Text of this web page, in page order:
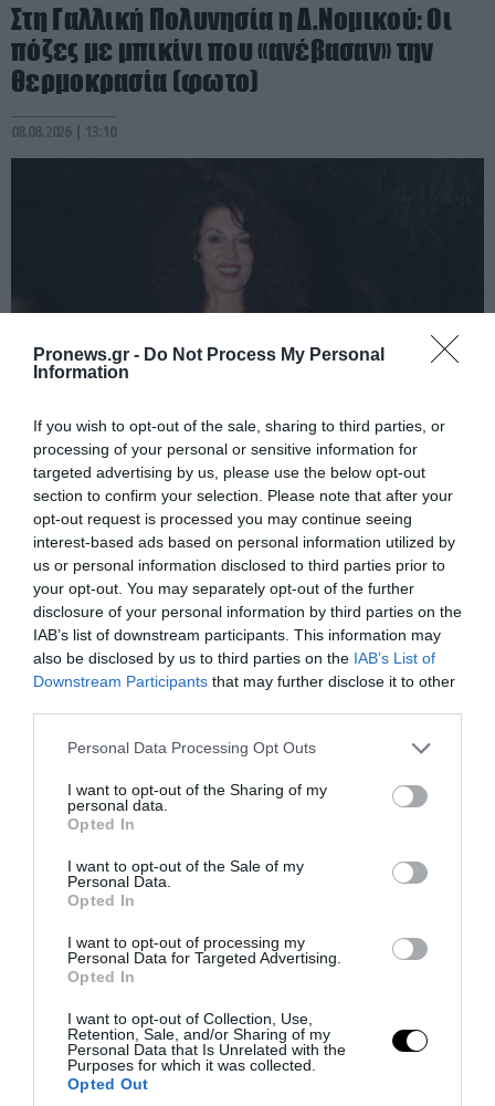
Pronews.gr - Do Not Process My Personal
Information
If you wish to opt-out of the sale, sharing to third parties, or
processing of your personal or sensitive information for
targeted advertising by us, please use the below opt-out
section to confirm your selection. Please note that after your
opt-out request is processed you may continue seeing
interest-based ads based on personal information utilized by
us or personal information disclosed to third parties prior to
your opt-out. You may separately opt-out of the further
disclosure of your personal information by third parties on the
IAB’s list of downstream participants. This information may
also be disclosed by us to third parties on the IAB’s List of
Downstream Participants that may further disclose it to other
Please note that this website/app uses one or more Google
not limited to your visit or usage behaviour. You may click to
grant or deny consent to Google and its third-party tags to
use your data for below specified purposes in below Google
consent section.
Personal Data Processing Opt Outs
I want to opt-out of the Sharing of my
personal data.
Opted In
I want to opt-out of the Sale of my
Personal Data.
Opted In
I want to opt-out of processing my
Personal Data for Targeted Advertising.
Opted In
I want to opt-out of Collection, Use,
Retention, Sale, and/or Sharing of my
Personal Data that Is Unrelated with the
Purposes for which it was collected.
Opted Out
Στη Γαλλική Πολυνησία η Δ.Νομικού: Οι
πόζες με μπικίνι που «ανέβασαν» την
θερμοκρασία (φωτο)
08.08.2026 | 13:10
PRONEWS.GR /CELEBRITIES
Δ.Παπαδήμα: Ποζάρει με μπικίνι στην
παραλία και δείχνει πώς είναι το σώμα
της στα 63 της (φωτο)
08.08.2026 | 12:06
PRONEWS.GR /CELEBRITIES
Τ.Γκούντμαν: Η εντυπωσιακή
μεταμόρφωση του ηθοποιού – Έχασε
περίπου 90 κιλά (φωτο)
08.08.2026 | 11:21